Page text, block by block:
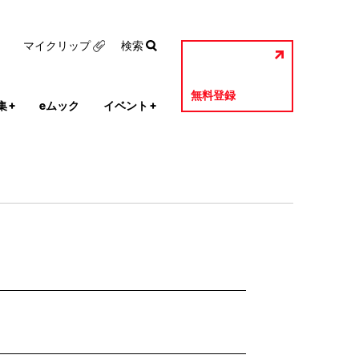
+ eムック イベント +
無料登録
マイクリップ 検索